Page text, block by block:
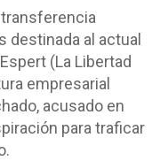
destinada al actual
(La Libertad
empresarial
acusado en
para traficar